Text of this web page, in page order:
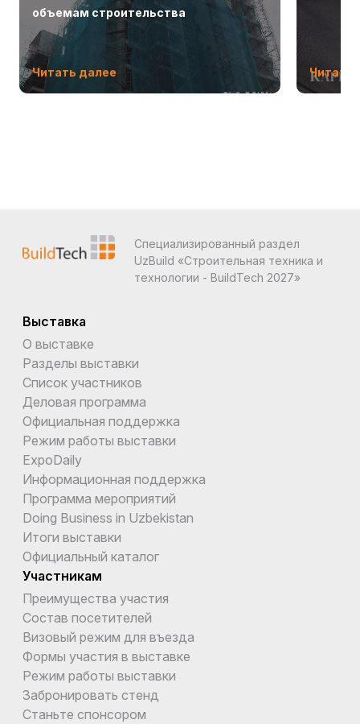
объемам строительства
Читать далее Читать
Специализированный раздел
UzBuild «Строительная техника и
технологии - BuildTech 2027»
Выставка
О выставке
Разделы выставки
Список участников
Деловая программа
Официальная поддержка
Режим работы выставки
ExpoDaily
Информационная поддержка
Программа мероприятий
Doing Business in Uzbekistan
Итоги выставки
Официальный каталог
Участникам
Преимущества участия
Состав посетителей
Визовый режим для въезда
Формы участия в выставке
Режим работы выставки
Забронировать стенд
Станьте спонсором